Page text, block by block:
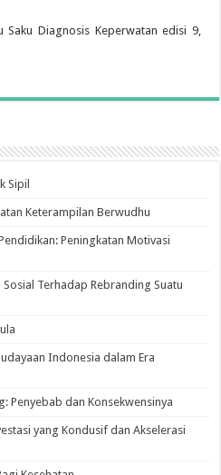
Saku Diagnosis Keperwatan edisi 9,
Sipil
Keterampilan Berwudhu
Peningkatan Motivasi
Terhadap Rebranding Suatu
Indonesia dalam Era
Penyebab dan Konsekwensinya
yang Kondusif dan Akselerasi